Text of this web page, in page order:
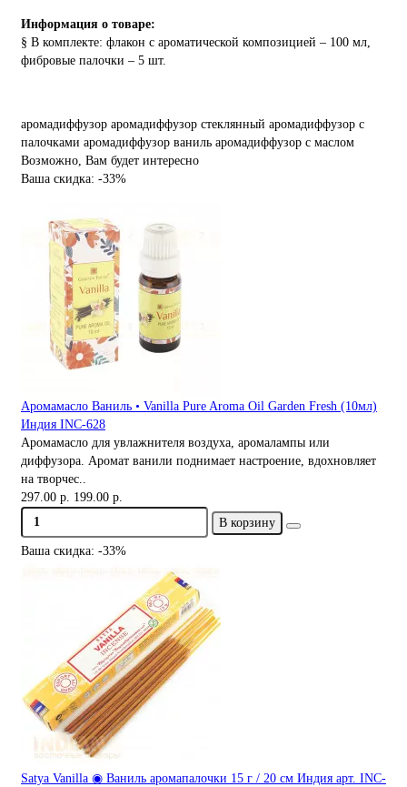
Информация о товаре:
§ В комплекте: флакон с ароматической композицией – 100 мл,
фибровые палочки – 5 шт.
аромадиффузор аромадиффузор стеклянный аромадиффузор с
палочками аромадиффузор ваниль аромадиффузор с маслом
Возможно, Вам будет интересно
Ваша скидка: -33%
Аромамасло Ваниль • Vanilla Pure Aroma Oil Garden Fresh (10мл)
Индия INC-628
Аромамасло для увлажнителя воздуха, аромалампы или
диффузора. Аромат ванили поднимает настроение, вдохновляет
на творчес..
297.00 р. 199.00 р.
В корзину
Ваша скидка: -33%
Satya Vanilla ◉ Ваниль аромапалочки 15 г / 20 см Индия арт. INC-